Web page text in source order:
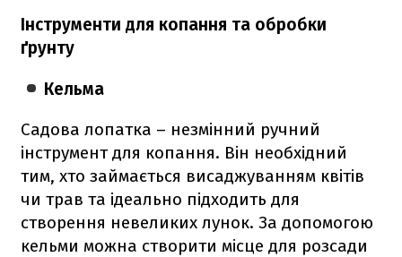
Інструменти для копання та обробки
ґрунту
Кельма
Садова лопатка – незмінний ручний
інструмент для копання. Він необхідний
тим, хто займається висаджуванням квітів
чи трав та ідеально підходить для
створення невеликих лунок. За допомогою
кельми можна створити місце для розсади